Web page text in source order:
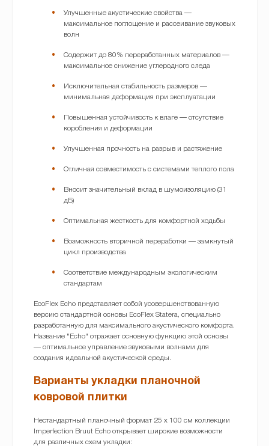
Улучшенные акустические свойства —
максимальное поглощение и рассеивание звуковых
волн
Содержит до 80% переработанных материалов —
максимальное снижение углеродного следа
Исключительная стабильность размеров —
минимальная деформация при эксплуатации
Повышенная устойчивость к влаге — отсутствие
коробления и деформации
Улучшенная прочность на разрыв и растяжение
Отличная совместимость с системами теплого пола
Вносит значительный вклад в шумоизоляцию (31
дБ)
Оптимальная жесткость для комфортной ходьбы
Возможность вторичной переработки — замкнутый
цикл производства
Соответствие международным экологическим
стандартам
EcoFlex Echo представляет собой усовершенствованную
версию стандартной основы EcoFlex Statera, специально
разработанную для максимального акустического комфорта.
Название "Echo" отражает основную функцию этой основы
— оптимальное управление звуковыми волнами для
создания идеальной акустической среды.
Варианты укладки планочной
ковровой плитки
Нестандартный планочный формат 25 x 100 см коллекции
Imperfection Bruut Echo открывает широкие возможности
для различных схем укладки: